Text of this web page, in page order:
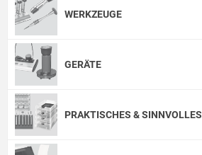
WERKZEUGE
GERÄTE
PRAKTISCHES & SINNVOLLES